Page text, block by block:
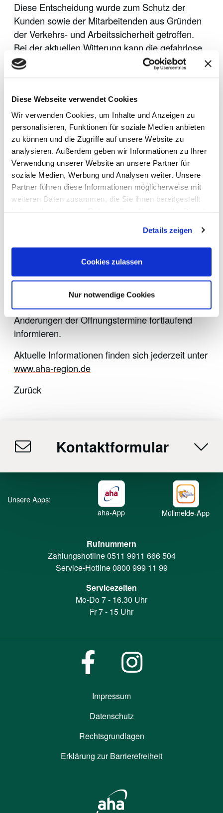
Diese Webseite verwendet Cookies
Wir verwenden Cookies, um Inhalte und Anzeigen zu
personalisieren, Funktionen für soziale Medien anbieten
zu können und die Zugriffe auf unsere Website zu
analysieren. Außerdem geben wir Informationen zu Ihrer
Verwendung unserer Website an unsere Partner für
soziale Medien, Werbung und Analysen weiter. Unsere
Partner führen diese Informationen möglicherweise mit
weiteren Daten zusammen, die Sie ihnen bereitgestellt
Details zeigen
Cookies zulassen
Nur notwendige Cookies
Diese Entscheidung wurde zum Schutz der
Kunden sowie der Mitarbeitenden aus Gründen
der Verkehrs- und Arbeitssicherheit getroffen.
Bei der aktuellen Witterung kann die gefahrlose
Begeh- und Befahrbarkeit der Stationsflächen
nicht flächendeckend garantiert werden. Von der
unabhängig von ihren regulären Samstags-
Öffnungszeiten.
Besonderheit Deponien:Anlieferungen für
Privatpersonen und Gewerbe auf den
Wertstoffhöfen der DeponienLahe, Burgdorf
und Kolenfeldsind am Freitag und Samstag
ebenfalls nicht möglich. Die Wertstoffhöfe der
drei Standorte öffnen wieder wie gewohnt am
Nach
derzeitiger Planung werden alle weiteren
Wertstoffhöfe abDienstag, den 13. Januar
wieder wie gewohnt öffnen, sofern es die
Witterungsverhältnisse zulassen. aha beobachtet
die Lage kontinuierlich und wird über mögliche
Änderungen der Öffnungstermine fortlaufend
informieren.
Aktuelle Informationen finden sich jederzeit unter
www.aha-region.de
Zurück
Kontaktformular
Unsere Apps:
aha-App
Müllmelde-App
Rufnummern
Zahlungshotline0511 9911 666 504
Service-Hotline0800 999 11 99
Servicezeiten
Mo-Do 7 - 16.30 Uhr
Fr 7 - 15 Uhr
Impressum
Datenschutz
Rechtsgrundlagen
Erklärung zur Barrierefreiheit